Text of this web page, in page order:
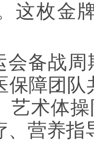
这枚金
会备战
保障团
艺术体
、营养指